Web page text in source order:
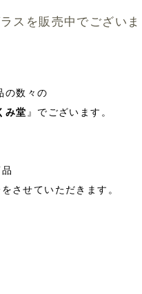
スを販売中でございま
の数々の
み堂 』でございます。
させていただきます。